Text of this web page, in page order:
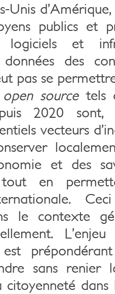
Unis
publics et
logiciels et
des
pas se
open sourcetels
2020 sont,
vecteurs
et des
tout en
le contexte
est
sans renier
dans